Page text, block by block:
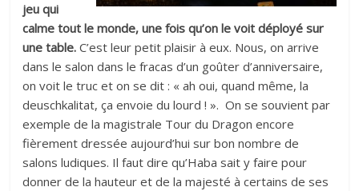
jeu qui
calme tout le monde, une fois qu’on le voit déployé sur
une table. C’est leur petit plaisir à eux. Nous, on arrive
dans le salon dans le fracas d’un goûter d’anniversaire,
on voit le truc et on se dit : « ah oui, quand même, la
deuschkalitat, ça envoie du lourd ! ». On se souvient par
exemple de la magistrale Tour du Dragon encore
fièrement dressée aujourd’hui sur bon nombre de
salons ludiques. Il faut dire qu’Haba sait y faire pour
donner de la hauteur et de la majesté à certains de ses